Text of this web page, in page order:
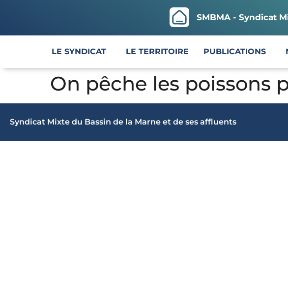
SMBMA - Syndicat
LE SYNDICAT LE TERRITOIRE PUBLICATIONS
On pêche les poissons
Syndicat Mixte du Bassin de la Marne et de ses affluents